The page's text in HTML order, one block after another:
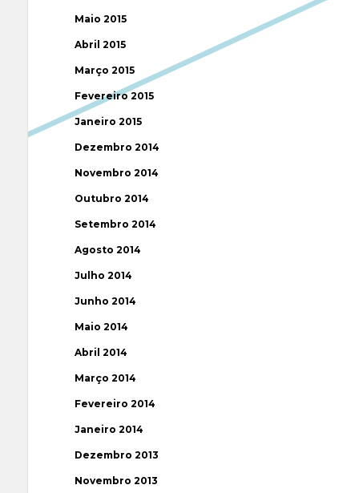
Maio 2015
Abril 2015
Março 2015
Fevereiro 2015
Janeiro 2015
Dezembro 2014
Novembro 2014
Outubro 2014
Setembro 2014
Agosto 2014
Julho 2014
Junho 2014
Maio 2014
Abril 2014
Março 2014
Fevereiro 2014
Janeiro 2014
Dezembro 2013
Novembro 2013